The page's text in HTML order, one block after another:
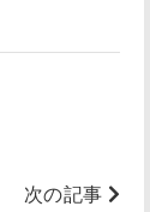
次の記事